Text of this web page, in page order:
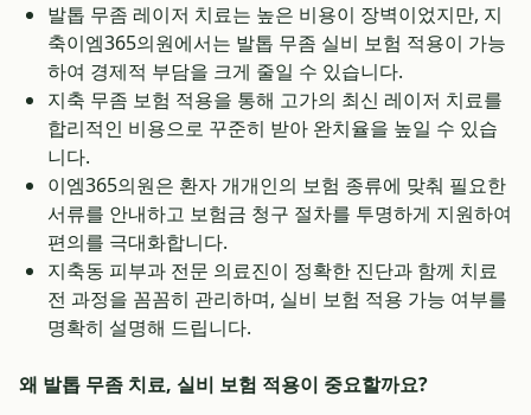
발톱 무좀 레이저 치료는 높은 비용이 장벽이었지만, 지
축이엠365의원에서는 발톱 무좀 실비 보험 적용이 가능
하여 경제적 부담을 크게 줄일 수 있습니다.
지축 무좀 보험 적용을 통해 고가의 최신 레이저 치료를
합리적인 비용으로 꾸준히 받아 완치율을 높일 수 있습
니다.
이엠365의원은 환자 개개인의 보험 종류에 맞춰 필요한
서류를 안내하고 보험금 청구 절차를 투명하게 지원하여
편의를 극대화합니다.
지축동 피부과 전문 의료진이 정확한 진단과 함께 치료
전 과정을 꼼꼼히 관리하며, 실비 보험 적용 가능 여부를
명확히 설명해 드립니다.
왜 발톱 무좀 치료, 실비 보험 적용이 중요할까요?